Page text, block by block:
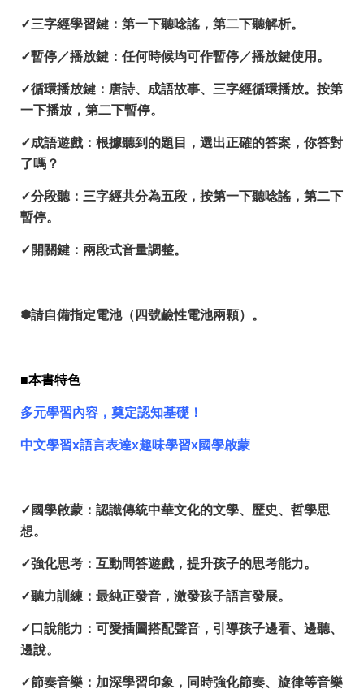
✓三字經學習鍵：第一下聽唸謠，第二下聽解析。
✓暫停／播放鍵：任何時候均可作暫停／播放鍵使用。
✓循環播放鍵：唐詩、成語故事、三字經循環播放。按第
一下播放，第二下暫停。
✓成語遊戲：根據聽到的題目，選出正確的答案，你答對
了嗎？
✓分段聽：三字經共分為五段，按第一下聽唸謠，第二下
暫停。
✓開關鍵：兩段式音量調整。
✽請自備指定電池（四號鹼性電池兩顆）。
■本書特色
多元學習內容，奠定認知基礎！
中文學習x語言表達x趣味學習x國學啟蒙
✓國學啟蒙：認識傳統中華文化的文學、歷史、哲學思
想。
✓強化思考：互動問答遊戲，提升孩子的思考能力。
✓聽力訓練：最純正發音，激發孩子語言發展。
✓口說能力：可愛插圖搭配聲音，引導孩子邊看、邊聽、
邊說。
✓節奏音樂：加深學習印象，同時強化節奏、旋律等音樂